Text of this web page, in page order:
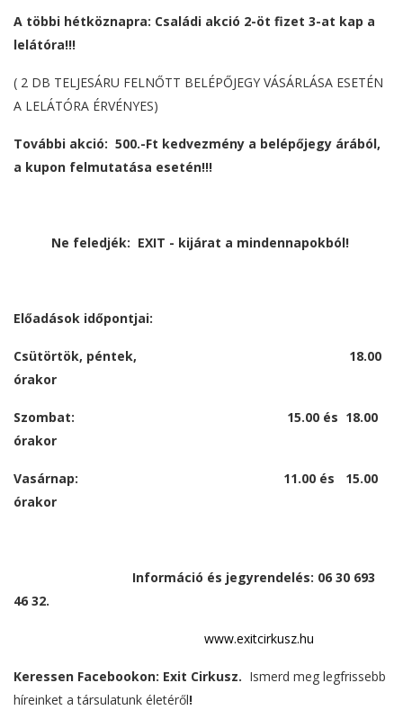
A többi hétköznapra: Családi akció 2-öt fizet 3-at kap a
lelátóra!!!
( 2 DB TELJESÁRU FELNŐTT BELÉPŐJEGY VÁSÁRLÁSA ESETÉN
A LELÁTÓRA ÉRVÉNYES)
További akció: 500.-Ft kedvezmény a belépőjegy árából,
a kupon felmutatása esetén!!!
Ne feledjék: EXIT - kijárat a mindennapokból!
Előadások időpontjai:
Csütörtök, péntek, 18.00
órakor
Szombat: 15.00 és 18.00
órakor
Vasárnap: 11.00 és 15.00
órakor
Információ és jegyrendelés: 06 30 693
46 32.
www.exitcirkusz.hu
Keressen Facebookon: Exit Cirkusz. Ismerd meg legfrissebb
híreinket a társulatunk életéről!